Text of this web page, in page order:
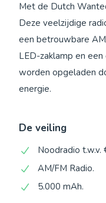
Met de Dutch
Deze veelzijdige
een betrouwbare
LED-zaklamp en
worden opgeladen
energie.
De veiling
Noodradio t.w.v.
AM/FM Radio.
5.000 mAh.